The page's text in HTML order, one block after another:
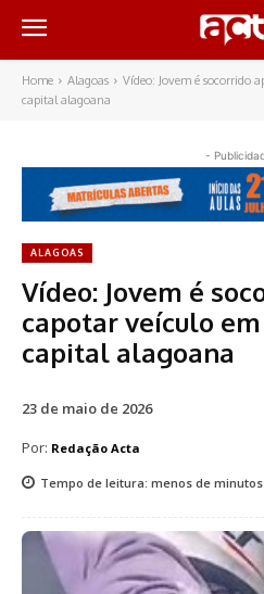
Home Alagoas
Vídeo: Jovem é socorrido
capital alagoana
-
ALAGOAS
Vídeo: Jovem é
capotar veículo
capital alagoana
23 de maio de 2026
Por: Redação Acta
Tempo de leitura: menos de minutos